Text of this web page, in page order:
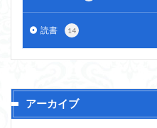
読書 14
アーカイブ